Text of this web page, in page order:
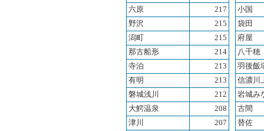
六原
217
野沢
215
潟町
215
那古船形
214
寺泊
213
有明
213
磐城浅川
212
大鰐温泉
208
津川
207
小国
袋田
府屋
八千穂
羽後飯
信濃川
岩城み
古間
替佐